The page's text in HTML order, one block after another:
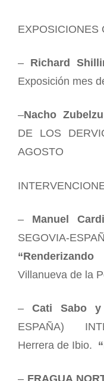
EXPOSICIONES
– Richard
Exposición mes
–Nacho
DE LOS
AGOSTO
– Manuel
SEGOVIA-
Villanueva de la
– Cati Sabo
ESPAÑA)
Herrera de Ibio.